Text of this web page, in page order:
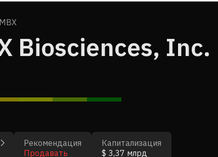
MBX
Biosciences, Inc.
Рекомендация
Продавать
Капитализация
$ 3,37 млрд